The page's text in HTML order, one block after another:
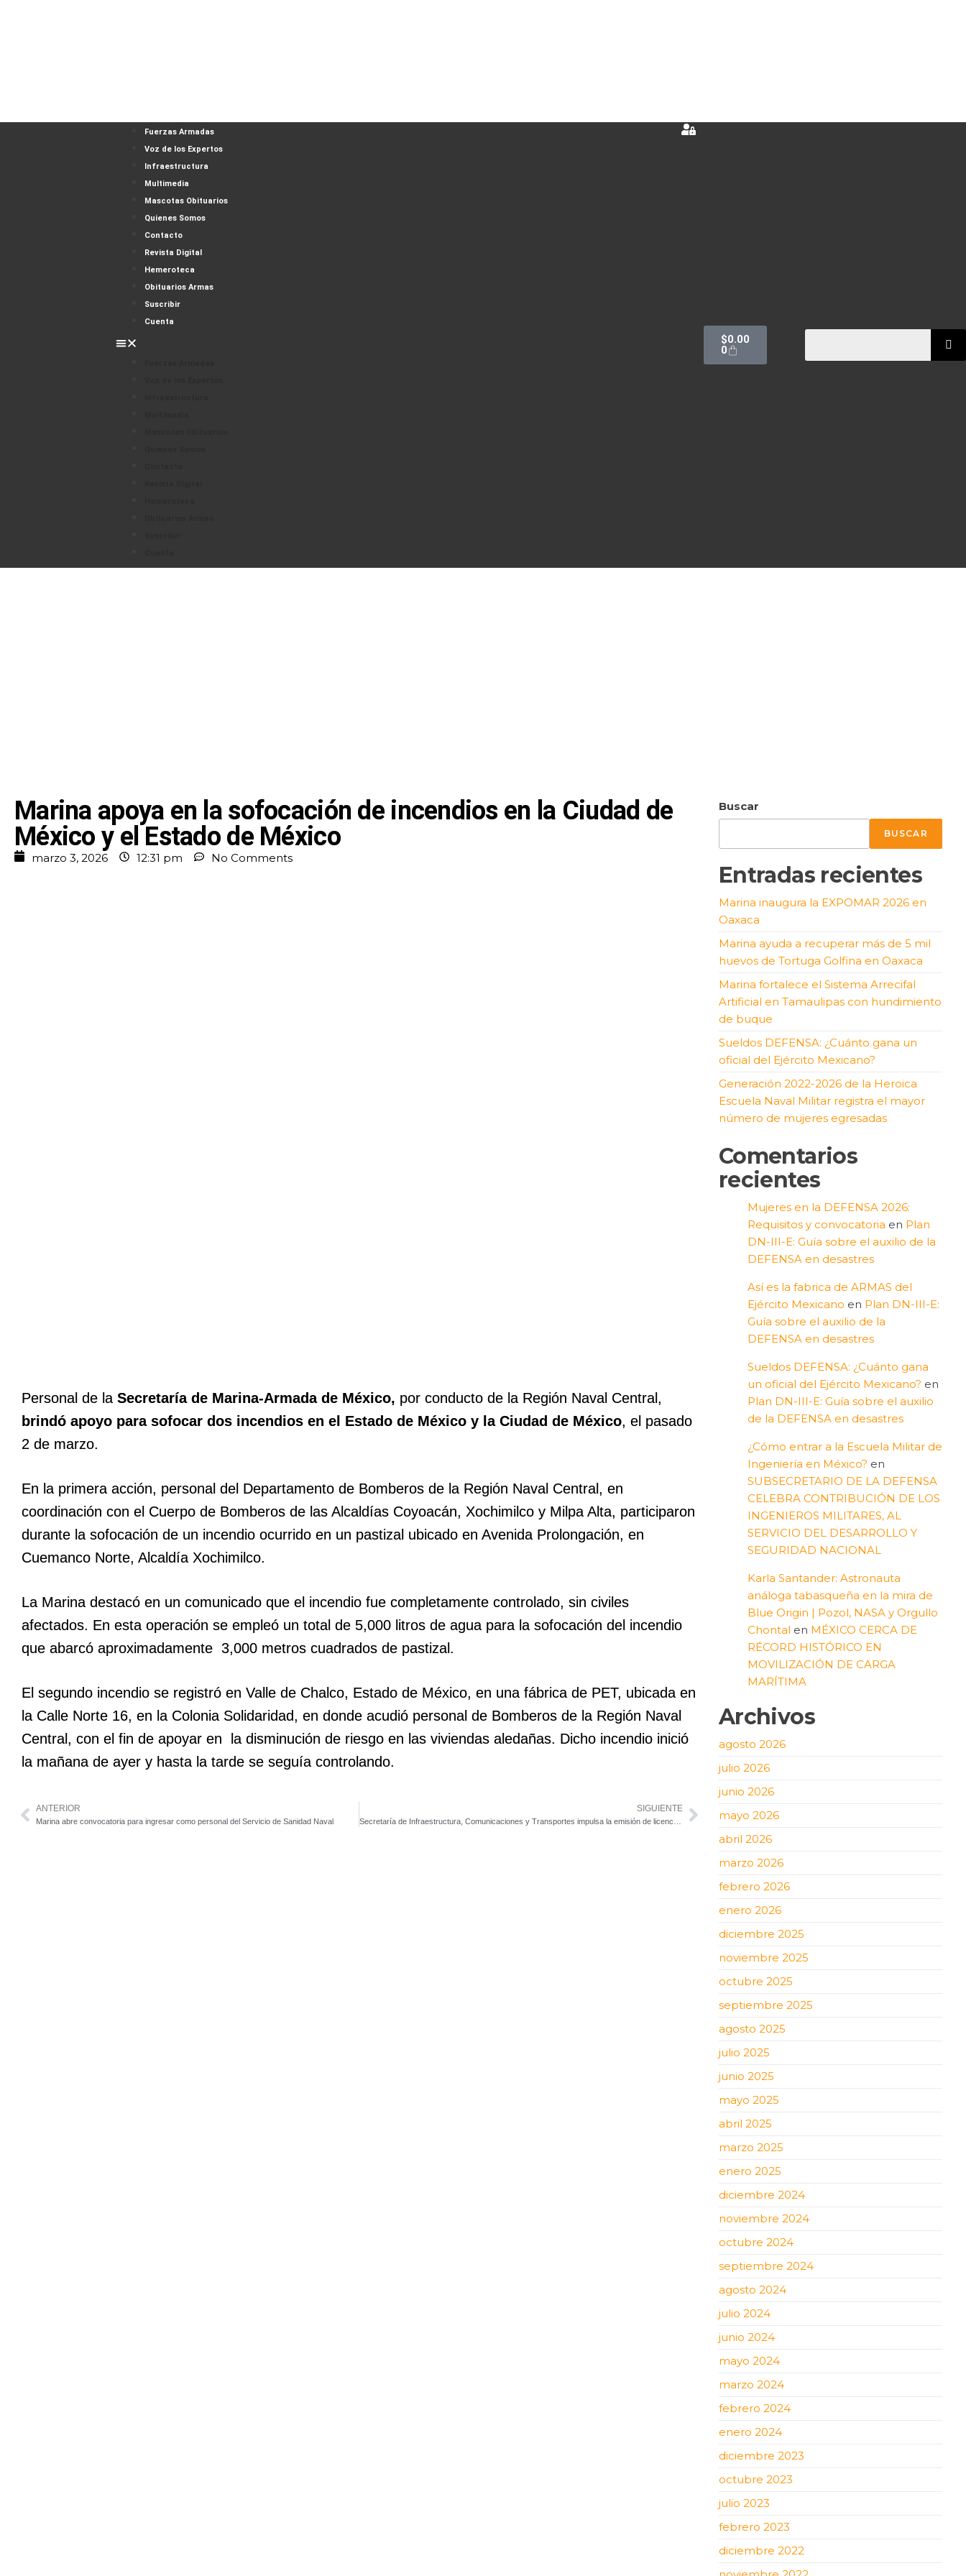
Fuerzas Armadas
Voz de los Expertos
Infraestructura
Multimedia
Mascotas Obituarios
Quienes Somos
Contacto
Revista Digital
Hemeroteca
Obituarios Armas
Suscribir
Cuenta
$0.00
0
Marina apoya en la sofocación de incendios en la Ciudad de
México y el Estado de México
marzo 3, 2026 12:31 pm No Comments
Personal de la Secretaría de Marina-Armada de México, por conducto de la Región Naval Central,
brindó apoyo para sofocar dos incendios en el Estado de México y la Ciudad de México, el pasado
2 de marzo.
En la primera acción, personal del Departamento de Bomberos de la Región Naval Central, en
coordinación con el Cuerpo de Bomberos de las Alcaldías Coyoacán, Xochimilco y Milpa Alta, participaron
durante la sofocación de un incendio ocurrido en un pastizal ubicado en Avenida Prolongación, en
Cuemanco Norte, Alcaldía Xochimilco.
La Marina destacó en un comunicado que el incendio fue completamente controlado, sin civiles
afectados. En esta operación se empleó un total de 5,000 litros de agua para la sofocación del incendio
que abarcó aproximadamente 3,000 metros cuadrados de pastizal.
El segundo incendio se registró en Valle de Chalco, Estado de México, en una fábrica de PET, ubicada en
la Calle Norte 16, en la Colonia Solidaridad, en donde acudió personal de Bomberos de la Región Naval
Central, con el fin de apoyar en la disminución de riesgo en las viviendas aledañas. Dicho incendio inició
la mañana de ayer y hasta la tarde se seguía controlando.
ANTERIOR
Marina abre convocatoria para ingresar como personal del Servicio de Sanidad Naval
SIGUIENTE
Buscar
BUSCAR
Entradas recientes
Marina inaugura la EXPOMAR 2026 en
Oaxaca
Marina ayuda a recuperar más de 5 mil
huevos de Tortuga Golfina en Oaxaca
Marina fortalece el Sistema Arrecifal
Artificial en Tamaulipas con hundimiento
de buque
Sueldos DEFENSA: ¿Cuánto gana un
oficial del Ejército Mexicano?
Generación 2022-2026 de la Heroica
Escuela Naval Militar registra el mayor
número de mujeres egresadas
Comentarios
recientes
Mujeres en la DEFENSA 2026:
Requisitos y convocatoria en Plan
DN-III-E: Guía sobre el auxilio de la
DEFENSA en desastres
Así es la fabrica de ARMAS del
Ejército Mexicano en Plan DN-III-E:
Guía sobre el auxilio de la
DEFENSA en desastres
Sueldos DEFENSA: ¿Cuánto gana
un oficial del Ejército Mexicano? en
Plan DN-III-E: Guía sobre el auxilio
de la DEFENSA en desastres
¿Cómo entrar a la Escuela Militar de
Ingeniería en México? en
SUBSECRETARIO DE LA DEFENSA
CELEBRA CONTRIBUCIÓN DE LOS
INGENIEROS MILITARES, AL
SERVICIO DEL DESARROLLO Y
SEGURIDAD NACIONAL
Karla Santander: Astronauta
análoga tabasqueña en la mira de
Blue Origin | Pozol, NASA y Orgullo
Chontal en MÉXICO CERCA DE
RÉCORD HISTÓRICO EN
MOVILIZACIÓN DE CARGA
MARÍTIMA
Archivos
agosto 2026
julio 2026
junio 2026
mayo 2026
abril 2026
marzo 2026
febrero 2026
enero 2026
diciembre 2025
noviembre 2025
octubre 2025
septiembre 2025
agosto 2025
julio 2025
junio 2025
mayo 2025
abril 2025
marzo 2025
enero 2025
diciembre 2024
noviembre 2024
octubre 2024
septiembre 2024
agosto 2024
julio 2024
junio 2024
mayo 2024
marzo 2024
febrero 2024
enero 2024
diciembre 2023
octubre 2023
julio 2023
febrero 2023
diciembre 2022